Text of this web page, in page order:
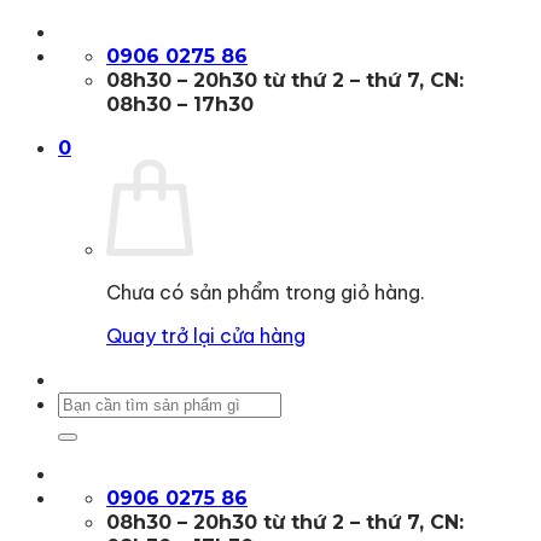
qua
0906 0275 86
08h30 – 20h30 từ thứ 2 – thứ 7, CN:
08h30 – 17h30
0
Chưa có sản phẩm trong giỏ hàng.
Quay trở lại cửa hàng
Tìm
0906 0275 86
08h30 – 20h30 từ thứ 2 – thứ 7, CN: